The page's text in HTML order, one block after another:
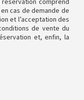
cas de demande de
et l’acceptation des
de vente du
et, enfin, la